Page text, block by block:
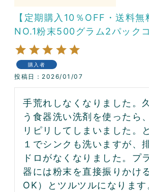
【定期購入10％OFF・送料無
NO.1粉末500グラム2パック
購入者
投稿日 2026/01/07
手荒れしなくなりました。
う食器洗い洗剤を使ったら
リピリしてしまいました。
１でシンクも洗いますが、
ドロがなくなりました。プ
器には粉末を直接振りかけ
OK）とツルツルになります